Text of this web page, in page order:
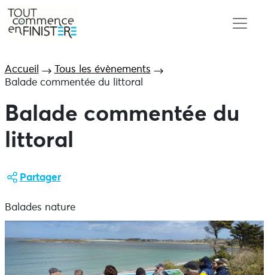
Accueil
Tous les évènements
Balade commentée du littoral
Balade commentée du
littoral
Partager
Balades nature